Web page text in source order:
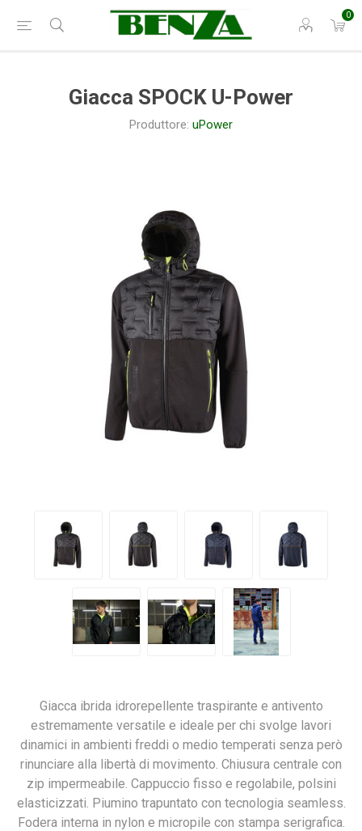
0
Giacca SPOCK U-Power
Produttore: uPower
Giacca ibrida idrorepellente traspirante e antivento
estremamente versatile e ideale per chi svolge lavori
dinamici in ambienti freddi o medio temperati senza però
rinunciare alla libertà di movimento. Chiusura centrale con
zip impermeabile. Cappuccio fisso e regolabile, polsini
elasticizzati. Piumino trapuntato con tecnologia seamless.
Fodera interna in nylon e micropile con stampa serigrafica.